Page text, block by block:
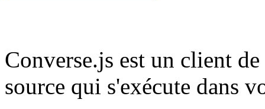
Converse.js est un client
source qui s'exécute dans